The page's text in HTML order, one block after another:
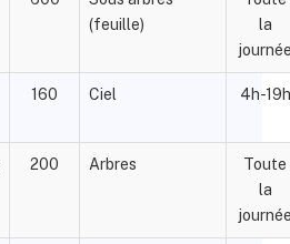
(feuille)
la
160 Ciel 4h-19h
200 Arbres
Toute
la